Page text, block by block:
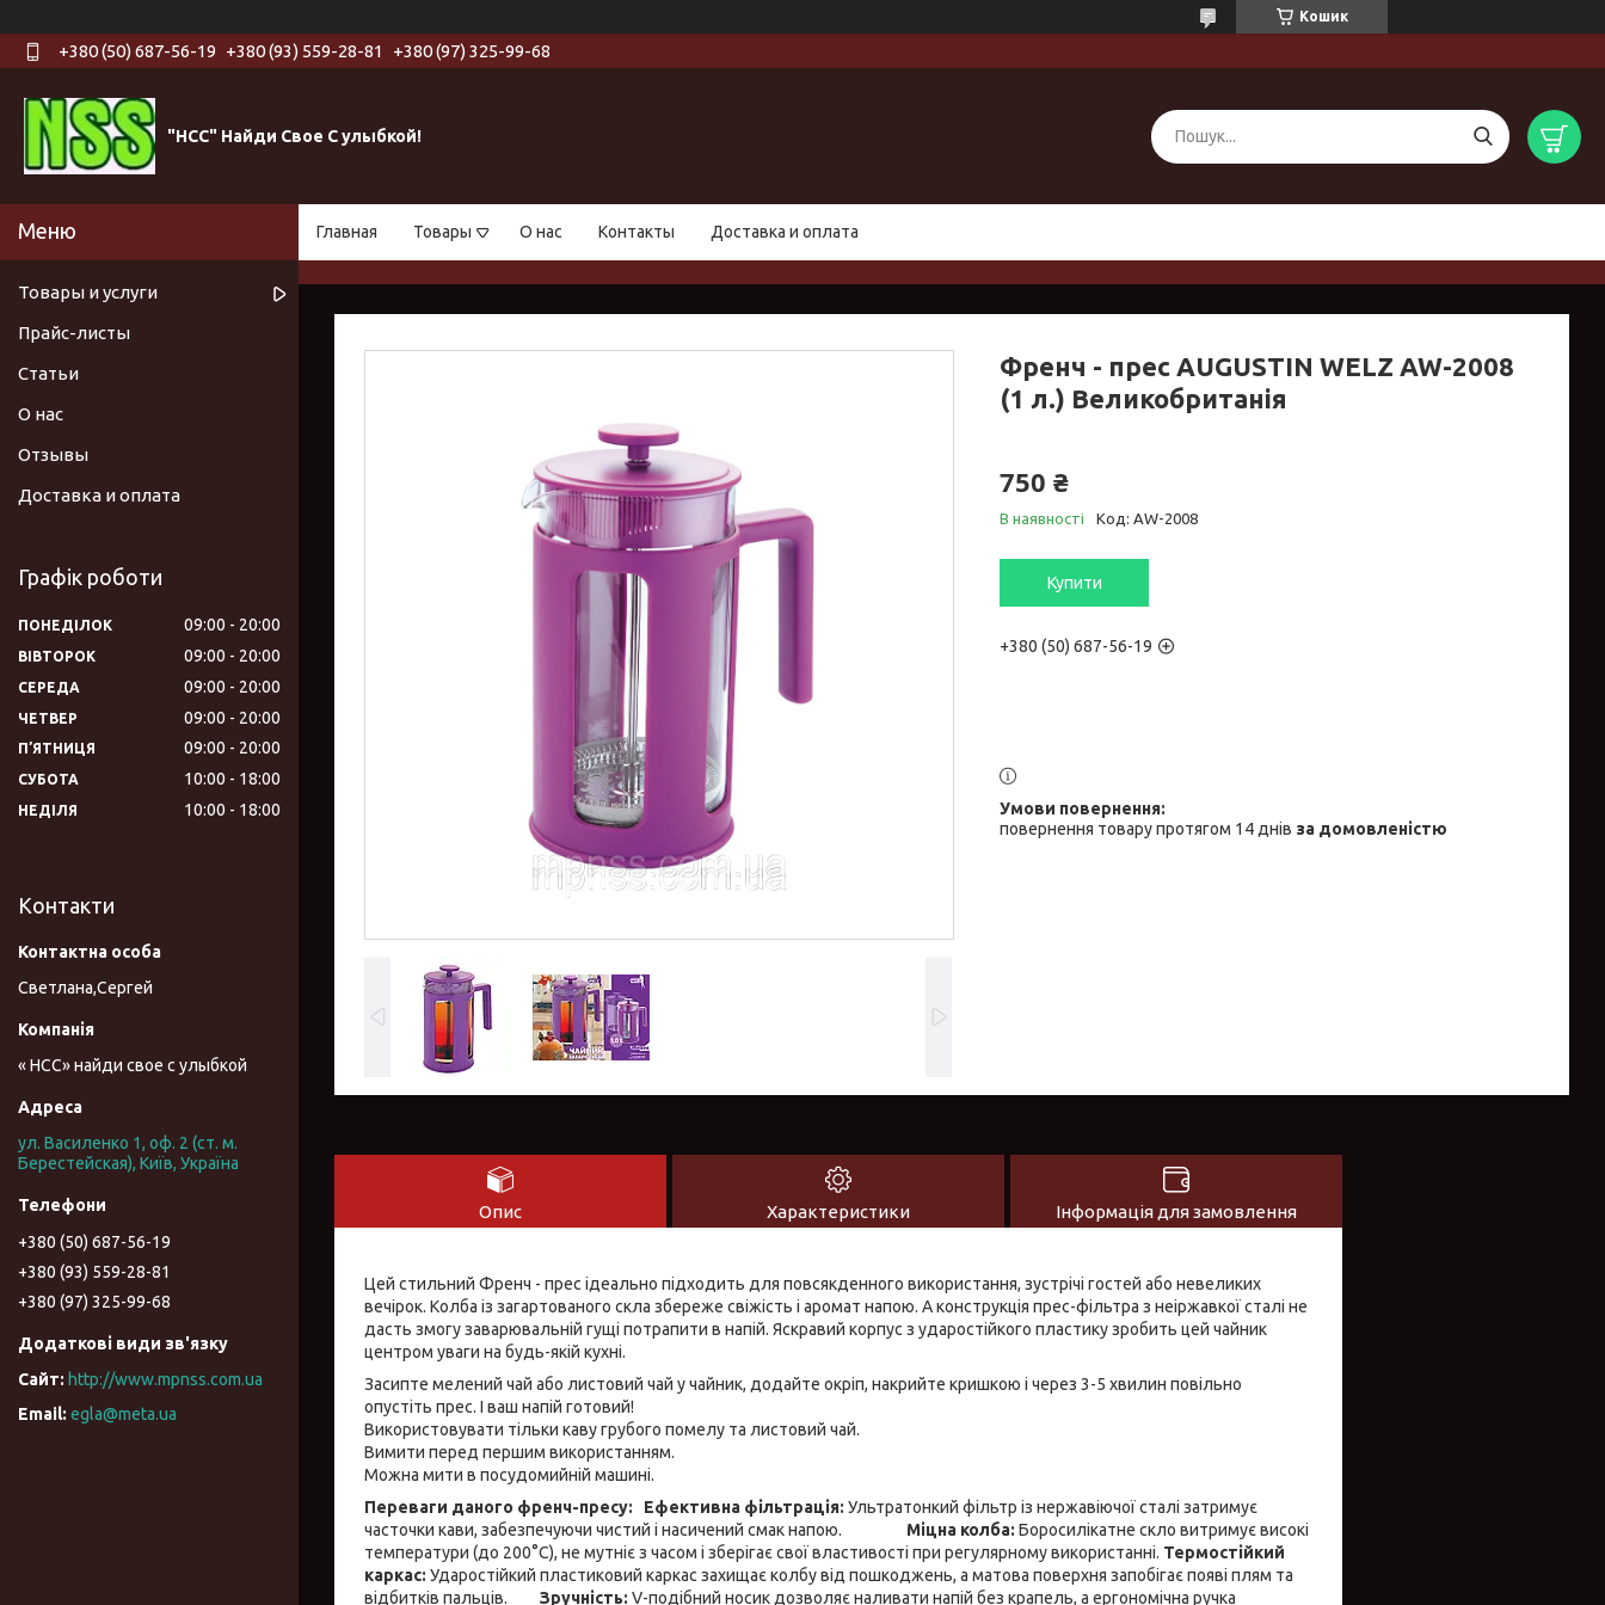
Кошик
+380 (50) 687-56-19 +380 (93) 559-28-81 +380 (97) 325-99-68
"НСС" Найди Свое С улыбкой!
Главная Товары О нас Контакты Доставка и оплата
Френч - прес AUGUSTIN WELZ AW-2008
(1 л.) Великобританія
750 ₴
В наявності Код: AW-2008
Купити
+380 (50) 687-56-19
повернення товару протягом 14 днів за домовленістю
Опис Характеристики Інформація для замовлення
Цей стильний Френч - прес ідеально підходить для повсякденного використання, зустрічі гостей або невеликих
вечірок. Колба із загартованого скла збереже свіжість і аромат напою. А конструкція прес-фільтра з неіржавкої сталі не
дасть змогу заварювальній гущі потрапити в напій. Яскравий корпус з ударостійкого пластику зробить цей чайник
центром уваги на будь-якій кухні.
Засипте мелений чай або листовий чай у чайник, додайте окріп, накрийте кришкою і через 3-5 хвилин повільно
опустіть прес. І ваш напій готовий!
Використовувати тільки каву грубого помелу та листовий чай.
Вимити перед першим використанням.
Можна мити в посудомийній машині.
Переваги даного френч-пресу:
Ефективна фільтрація: Ультратонкий фільтр із нержавіючої сталі затримує
часточки кави, забезпечуючи чистий і насичений смак напою. Міцна колба: Боросилікатне скло витримує високі
температури (до 200°C), не мутніє з часом і зберігає свої властивості при регулярному використанні. Термостійкий
каркас: Ударостійкий пластиковий каркас захищає колбу від пошкоджень, а матова поверхня запобігає появі плям та
відбитків пальців. Зручність: V-подібний носик дозволяє наливати напій без крапель, а ергономічна ручка
Товары и услуги
Прайс-листы
Статьи
О нас
Отзывы
Доставка и оплата
Графік роботи
ПОНЕДІЛОК 09:00 20:00
ВІВТОРОК 09:00 20:00
СЕРЕДА 09:00 20:00
ЧЕТВЕР 09:00 20:00
ПʼЯТНИЦЯ 09:00 20:00
СУБОТА 10:00 18:00
НЕДІЛЯ 10:00 18:00
Контакти
Светлана,Сергей
« НСС» найди свое с улыбкой
ул. Василенко 1, оф. 2 (ст. м.
Берестейская), Київ, Україна
+380 (50) 687-56-19
+380 (93) 559-28-81
+380 (97) 325-99-68
http://www.mpnss.com.ua
egla@meta.ua